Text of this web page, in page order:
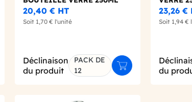
au panier
X12
20,40 € HT
Soit 1,70 € l'unité
Déclinaison
du produit
PACK DE
12
Ajouter au panier
23,26 €
Soit 1,94 €
du